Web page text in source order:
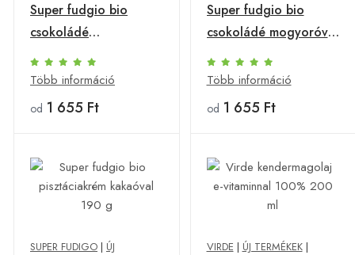
Super fudgio bio
csokoládé
sóskaramellel 50 g
Több információ
od 1 655 Ft
Super fudgio bio
csokoládé mogyoróval
50 g
Több információ
od 1 655 Ft
SUPER FUDIGO | ÚJ
VIRDE | ÚJ TERMÉKEK|